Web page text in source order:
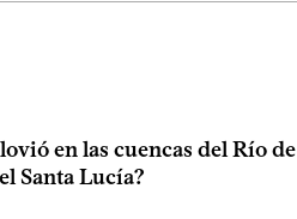
en las cuencas del Río de
Santa Lucía?